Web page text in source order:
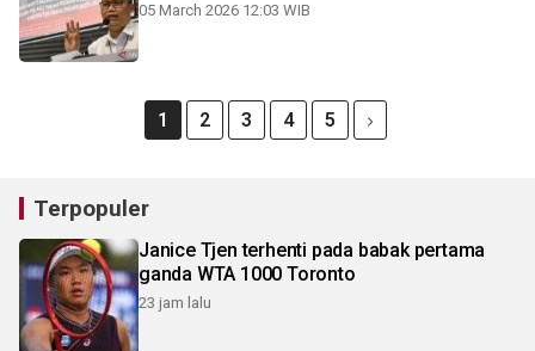
05 March 2026 12:03 WIB
1 2 3 4 5
Terpopuler
Janice Tjen terhenti pada babak pertama
ganda WTA 1000 Toronto
23 jam lalu